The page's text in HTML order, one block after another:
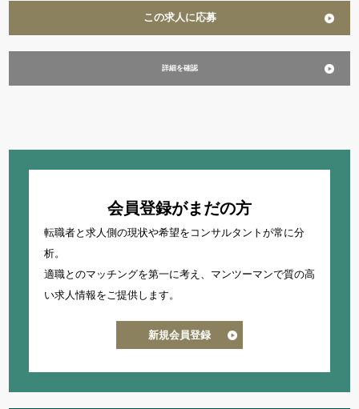
この求人に応募
詳細を確認
会員登録がまだの方
転職者と求人側の現状や希望をコンサルタントが常に分
析。
適職とのマッチングを第一に考え、 マンツーマンで質の高
い求人情報をご提供します。
新規会員登録